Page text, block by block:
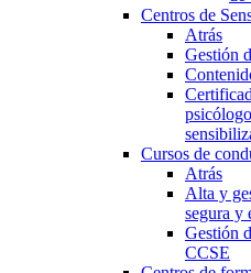
Centros de
Atrás
Gestión
Cursos de
Atrás
Alta y
segura y
Gestión
CCSE